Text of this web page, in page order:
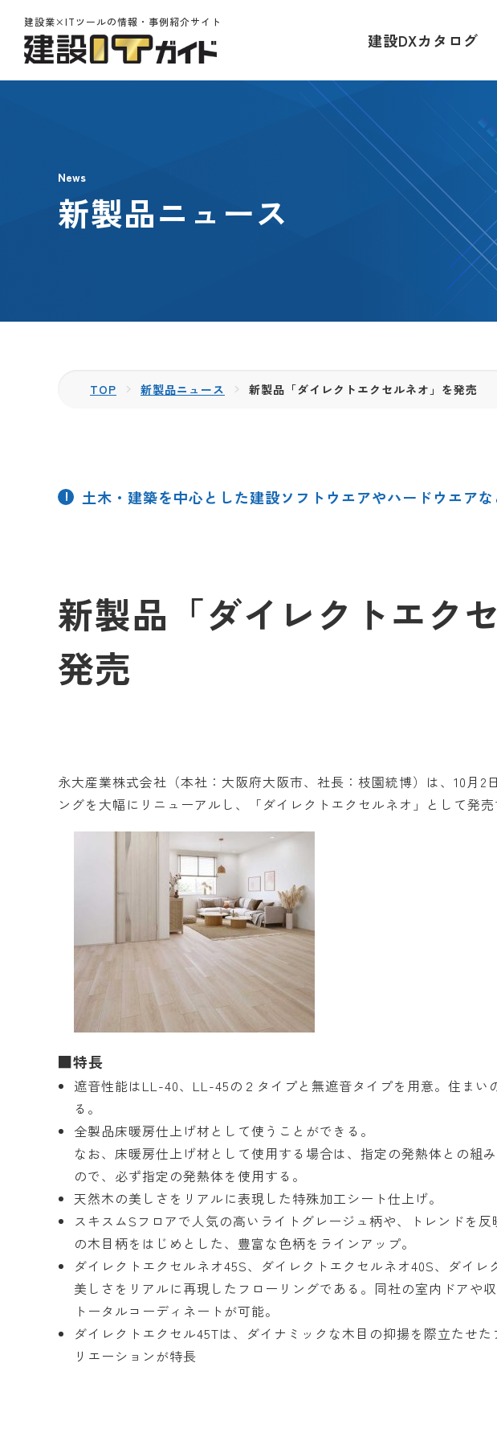
建設業×ITツールの情報・事例紹介サイト
建設DXカタログ
News
新製品ニュース
TOP 新製品ニュース 新製品「ダイレクトエクセルネオ」を発売
土木・建築を中心とした建設ソフトウエアやハードウエア
新製品「ダイレクトエク
発売
永大産業株式会社（本社：大阪府大阪市、社長：枝園統博）は、10月2
ングを大幅にリニューアルし、「ダイレクトエクセルネオ」として発売
■特長
遮音性能はLL-40、LL-45の２タイプと無遮音タイプを用意。住まい
る。
全製品床暖房仕上げ材として使うことができる。
なお、床暖房仕上げ材として使用する場合は、指定の発熱体との組
ので、必ず指定の発熱体を使用する。
天然木の美しさをリアルに表現した特殊加工シート仕上げ。
スキスムSフロアで人気の高いライトグレージュ柄や、トレンドを
の木目柄をはじめとした、豊富な色柄をラインアップ。
ダイレクトエクセルネオ45S、ダイレクトエクセルネオ40S、ダイレ
美しさをリアルに再現したフローリングである。同社の室内ドアや
トータルコーディネートが可能。
ダイレクトエクセル45Tは、ダイナミックな木目の抑揚を際立たせ
リエーションが特長